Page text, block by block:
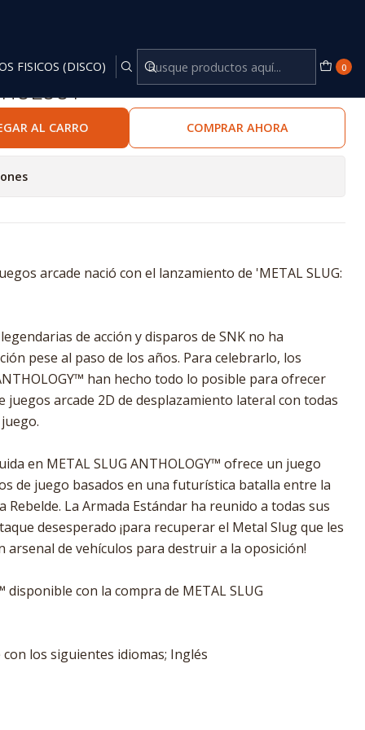
FISICOS (DISCO) 0
AL CARRO COMPRAR AHORA
arcade nació con el lanzamiento de 'METAL SLUG:
de acción y disparos de SNK no ha
pese al paso de los años. Para celebrarlo, los
han hecho todo lo posible para ofrecer
juegos arcade 2D de desplazamiento lateral con todas
en METAL SLUG ANTHOLOGY™ ofrece un juego
de juego basados en una futurística batalla entre la
Rebelde. La Armada Estándar ha reunido a todas sus
desesperado ¡para recuperar el Metal Slug que les
arsenal de vehículos para destruir a la oposición!
disponible con la compra de METAL SLUG
los siguientes idiomas; Inglés